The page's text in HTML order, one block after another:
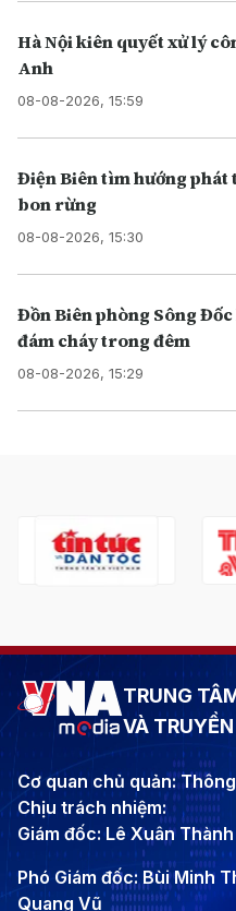
Hà Nội kiên quyết xử lý
Anh
08-08-2026, 15:59
Điện Biên tìm hướng
bon rừng
08-08-2026, 15:30
Đồn Biên phòng Sông
đám cháy trong đêm
08-08-2026, 15:29
TRUNG
VÀ
Cơ quan chủ quản:
Chịu trách nhiệm:
Giám đốc: Lê Xuân Thành
Phó Giám đốc: Bùi Minh
Quang Vũ